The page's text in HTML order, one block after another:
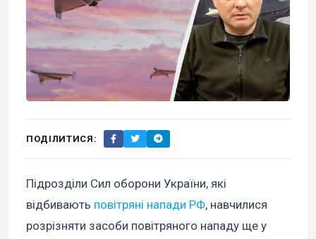
ПОДІЛИТИСЯ:
Підрозділи Сил оборони України, які
відбивають повітряні напади РФ, навчилися
розрізняти засоби повітряного нападу ще у